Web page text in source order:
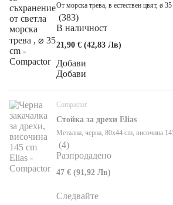
От морска трева, в естествен цвят, ø
(383)
В наличност
21,90 € (42,83 Лв)
Добави
Добави
Compactor
Стойка за дрехи Elias
Метална, черна, 80x44 cm, височина
(4)
Разпродадено
47 € (91,92 Лв)
Следвайте